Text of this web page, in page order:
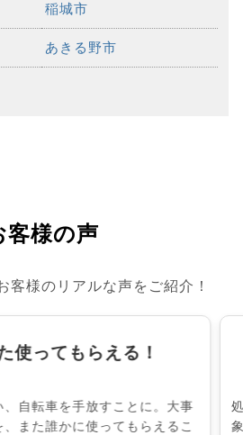
稲城市
あきる野市
客様の声
客様のリアルな声をご紹介！
使ってもらえる！
自転車を手放すことに。大事
また誰かに使ってもらえるこ